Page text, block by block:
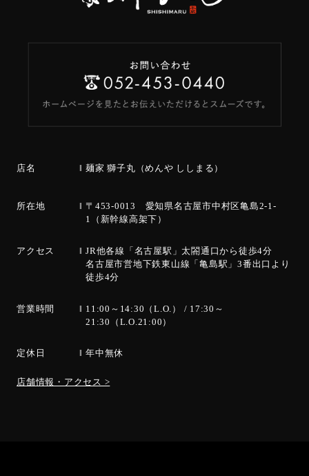
店名 麺家 獅子丸（めんや ししまる）
所在地
〒453-0013 愛知県名古屋市中村区亀島2-1-
1（新幹線高架下）
アクセス
JR他各線「名古屋駅」太閤通口から徒歩4分
名古屋市営地下鉄東山線「亀島駅」3番出口より
徒歩4分
営業時間
11:00～14:30（L.O.） / 17:30～
21:30（L.O.21:00）
定休日 年中無休
店舗情報・アクセス >